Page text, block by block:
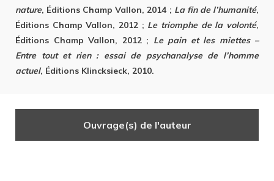
nature, Éditions Champ Vallon, 2014 ; La fin de l’humanité,
Éditions Champ Vallon, 2012 ; Le triomphe de la volonté,
Éditions Champ Vallon, 2012 ; Le pain et les miettes –
Entre tout et rien : essai de psychanalyse de l’homme
actuel, Éditions Klincksieck, 2010.
Ouvrage(s) de l'auteur